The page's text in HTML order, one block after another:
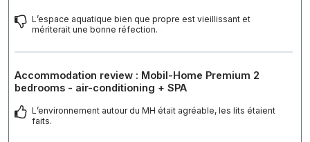
L’espace aquatique bien que propre est vieillissant et
mériterait une bonne réfection.
Accommodation review : Mobil-Home Premium 2
bedrooms - air-conditioning + SPA
L’environnement autour du MH était agréable, les lits étaient
faits.